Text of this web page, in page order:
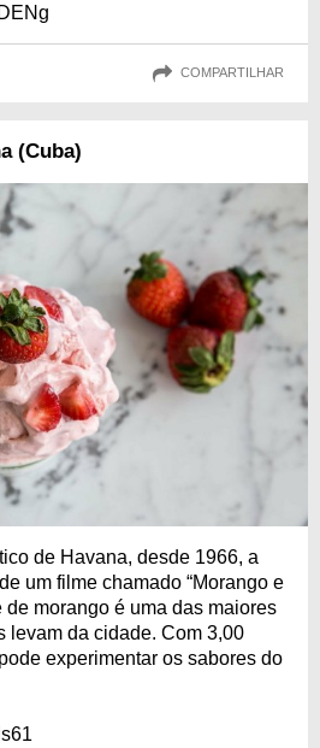
COMPARTILHAR
(Cuba)
de Havana, desde 1966, a
um filme chamado “Morango e
de morango é uma das maiores
levam da cidade. Com 3,00
experimentar os sabores do